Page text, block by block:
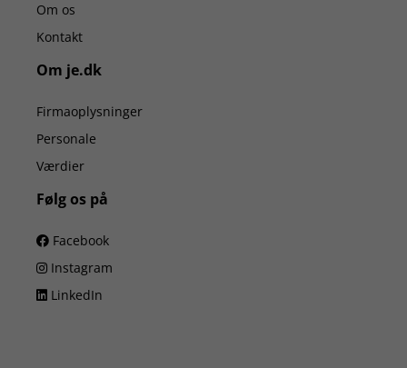
Om os
Kontakt
Om je.dk
Firmaoplysninger
Personale
Værdier
Følg os på
Facebook
Instagram
LinkedIn